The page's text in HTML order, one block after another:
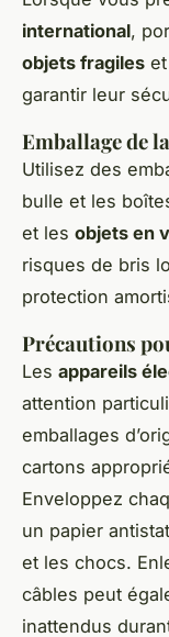
international,
objets fragiles et
garantir leur
Emballage de
Utilisez des
bulle et les
et les objets en
risques de bris
protection
Précautions
Les appareils
attention
emballages
cartons
Enveloppez
un papier
et les chocs.
câbles peut
inattendus